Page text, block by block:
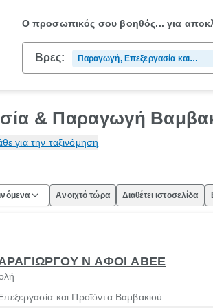
Ο προσωπικός σου βοηθός...για
Βρες:
Παραγωγή, Επεξεργασία και
Προϊόντα Βαμβακιού
& Παραγωγή
για την ταξινόμηση
Ανοιχτό τώρα Διαθέτει ιστοσελίδα
Ν ΑΦΟΙ ΑΒΕΕ
και Προϊόντα Βαμβακιού